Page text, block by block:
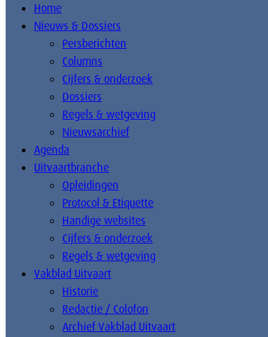
Home
Nieuws & Dossiers
Persberichten
Columns
Cijfers & onderzoek
Dossiers
Regels & wetgeving
Nieuwsarchief
Agenda
Uitvaartbranche
Opleidingen
Protocol & Etiquette
Handige websites
Cijfers & onderzoek
Regels & wetgeving
Vakblad Uitvaart
Historie
Redactie / Colofon
Archief Vakblad Uitvaart